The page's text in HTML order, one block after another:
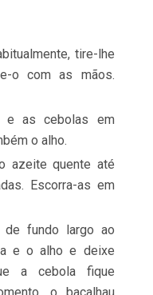
tire-lhe
o com as mãos.
e as cebolas em
o alho.
azeite quente até
Escorra-as em
de fundo largo ao
e o alho e deixe
a cebola fique